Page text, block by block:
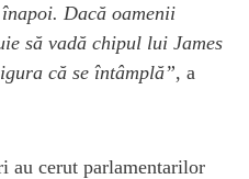
Dacă oamenii
să vadă chipul lui James
că se întâmplă”, a
au cerut parlamentarilor